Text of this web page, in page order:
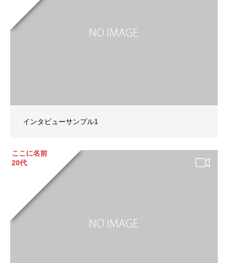
インタビューサンプル1
ここに名前
20代